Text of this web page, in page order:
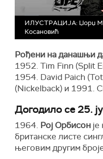
ИЛУСТРАЦИЈА: Џорџ
Косановић
Рођени на данашњи
1952. Tim Finn (Split
1954. David Paich
(Nickelback) и 1991.
Догодило се 25.
1964. Рој Орбисон
британске листе
његовим другим